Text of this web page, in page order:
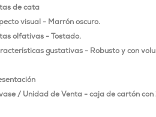
de cata
visual - Marrón oscuro.
olfativas - Tostado.
gustativas - Robusto y con
/ Unidad de Venta - caja de cartón con